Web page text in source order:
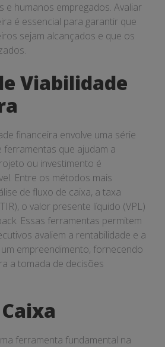
e humanos empregados. Avaliar
é essencial para garantir que
sejam alcançados e que os
Viabilidade
financeira envolve uma série
que ajudam a
ou investimento é
Entre os métodos mais
de fluxo de caixa, a taxa
o valor presente líquido (VPL)
Essas ferramentas permitem
avaliem a rentabilidade e a
empreendimento, fornecendo
a tomada de decisões
ferramenta fundamental na